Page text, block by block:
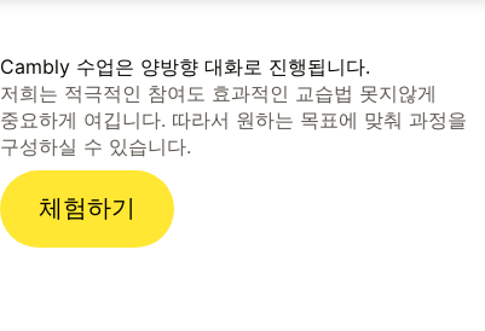
Cambly 수업은 양방향 대화로 진행됩니다.
저희는 적극적인 참여도 효과적인 교습법 못지않게
중요하게 여깁니다. 따라서 원하는 목표에 맞춰 과정을
구성하실 수 있습니다.
체험하기